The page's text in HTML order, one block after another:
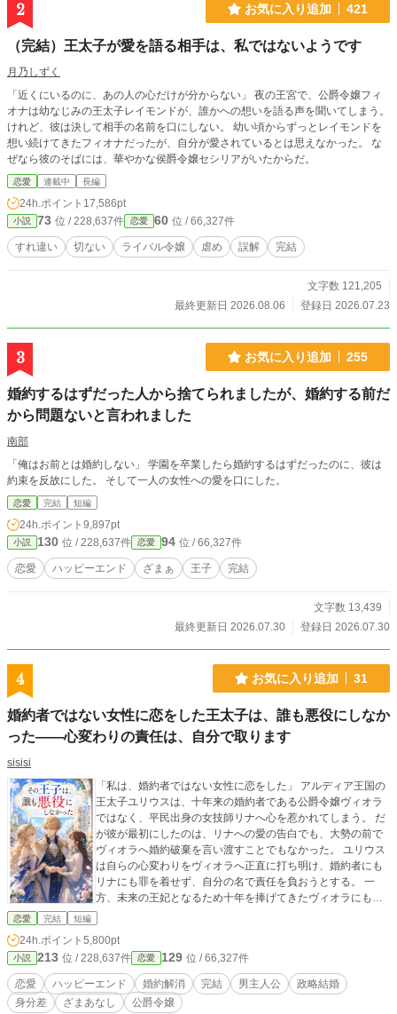
2 お気に入り追加 421
（完結）王太子が愛を語る相手は、私ではないようです
月乃しずく
「近くにいるのに、あの人の心だけが分からない」 夜の王宮で、公爵令嬢フィ
オナは幼なじみの王太子レイモンドが、誰かへの想いを語る声を聞いてしまう。
けれど、彼は決して相手の名前を口にしない。 幼い頃からずっとレイモンドを
想い続けてきたフィオナだったが、自分が愛されているとは思えなかった。 な
ぜなら彼のそばには、華やかな侯爵令嬢セシリアがいたからだ。
恋愛 連載中 長編
24h.ポイント 17,586pt
小説 73 位 / 228,637件 恋愛 60 位 / 66,327件
すれ違い 切ない ライバル令嬢 虐め 誤解 完結
文字数 121,205
最終更新日 2026.08.06
登録日 2026.07.23
3 お気に入り追加 255
婚約するはずだった人から捨てられましたが、婚約する前だ
から問題ないと言われました
南部
「俺はお前とは婚約しない」 学園を卒業したら婚約するはずだったのに、彼は
約束を反故にした。 そして一人の女性への愛を口にした。
恋愛 完結 短編
24h.ポイント 9,897pt
小説 130 位 / 228,637件 恋愛 94 位 / 66,327件
恋愛 ハッピーエンド ざまぁ 王子 完結
文字数 13,439
最終更新日 2026.07.30
登録日 2026.07.30
4 お気に入り追加 31
婚約者ではない女性に恋をした王太子は、誰も悪役にしなか
った――心変わりの責任は、自分で取ります
sisisi
「私は、婚約者ではない女性に恋をした」 アルディア王国の
王太子ユリウスは、十年来の婚約者である公爵令嬢ヴィオラ
ではなく、平民出身の女技師リナへ心を惹かれてしまう。 だ
が彼が最初にしたのは、リナへの愛の告白でも、大勢の前で
ヴィオラへ婚約破棄を言い渡すことでもなかった。 ユリウス
は自らの心変わりをヴィオラへ正直に打ち明け、婚約者にも
リナにも罪を着せず、自分の名で責任を負おうとする。 一
方、未来の王妃となるため十年を捧げてきたヴィオラにも、
諦めていた夢があった。 「わたくしは、王妃ではなく公爵に
事業、リナを狙う醜聞、そして多くの負傷者を出した水門事
故。 世間は、王子を誘惑した平民女か、嫉妬に狂った公爵令
嬢という、分かりやすい悪役を求める。 それでもユリウス
は、自分を正当化するために誰かを断罪しなかった。 これ
は、誰かを悪役にすることでしか成立しない幸福を拒み、そ
恋愛 完結 短編
24h.ポイント 5,800pt
小説 213 位 / 228,637件 恋愛 129 位 / 66,327件
恋愛 ハッピーエンド 婚約解消 完結 男主人公
政略結婚
身分差
ざまあなし 公爵令嬢